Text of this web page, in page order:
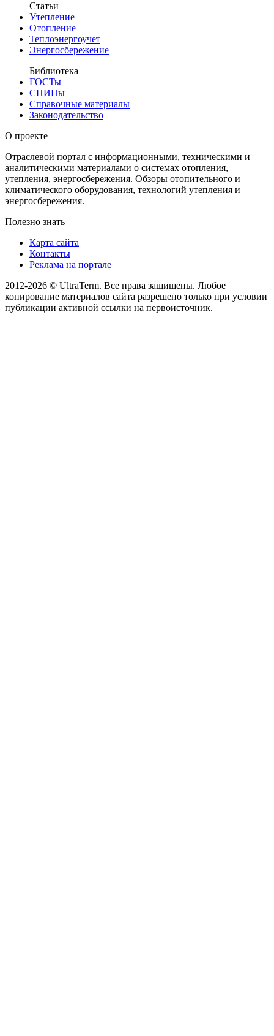
Статьи
Утепление
Отопление
Теплоэнергоучет
Энергосбережение
Библиотека
ГОСТы
СНИПы
Справочные материалы
Законодательство
О проекте
Отраслевой портал с информационными, техническими и
аналитическими материалами о системах отопления,
утепления, энергосбережения. Обзоры отопительного и
климатического оборудования, технологий утепления и
энергосбережения.
Полезно знать
Карта сайта
Контакты
Реклама на портале
2012-2026 © UltraTerm. Все права защищены. Любое
копирование материалов сайта разрешено только при условии
публикации активной ссылки на первоисточник.